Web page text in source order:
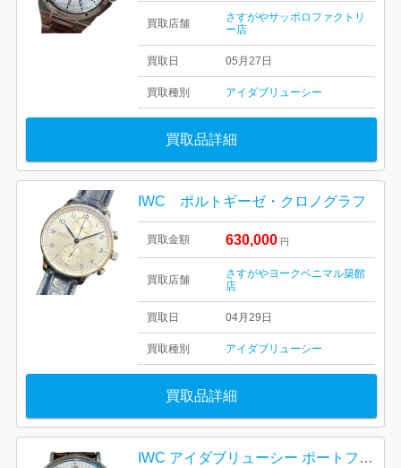
買取店舗
さすがやサッポロファクトリ
ー店
買取日 05月27日
買取種別 アイダブリューシー
買取品詳細
IWC ポルトギーゼ・クロノグラフ
買取金額 630,000 円
買取店舗
さすがやヨークベニマル築館
店
買取日 04月29日
買取種別 アイダブリューシー
買取品詳細
IWC アイダブリューシー ポートフィノ･ハンドワインド･エイトデイズ